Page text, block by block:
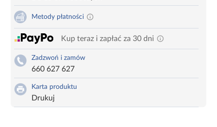
Metody płatności
Kup teraz i zapłać za 30 dni
Zadzwoń i zamów
660 627 627
Karta produktu
Drukuj